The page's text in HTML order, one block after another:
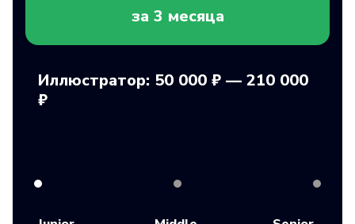
за 3 месяца
Иллюстратор: 50 000 ₽ — 210 000
₽